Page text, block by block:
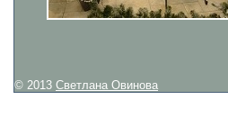
© 2013 Светлана Овинова